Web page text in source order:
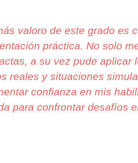
valoro de este grado es
práctica. No solo
a su vez pude aplicar
reales y situaciones
confianza en mis
para confrontar desafíos